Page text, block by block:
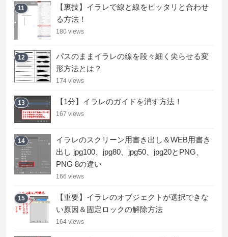
11
【裏技】イラレで線と線をピッタリと合わせ
る方法！
180 views
12
パスのままイラレの線を段々細く尖らせる変
形方法とは？
174 views
13 【1分】イラレのガイドを消す方法！
167 views
14
イラレのスクリーン用書き出し＆WEB用書き
出し jpg100、jpg80、jpg50、jpg20とPNG、
PNG 8の違い
166 views
15
【重要】イラレのオブジェクトが選択できな
い原因＆固定ロックの解除方法
164 views